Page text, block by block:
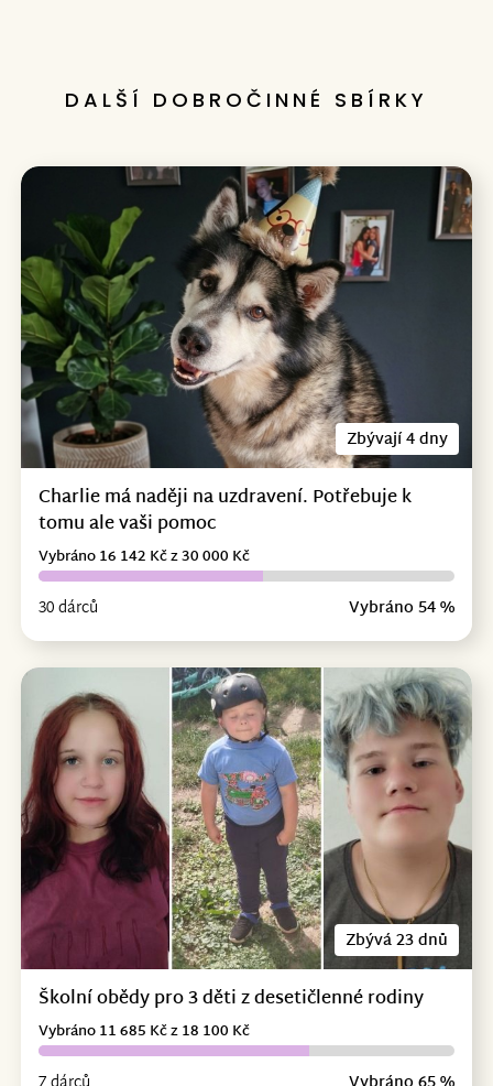
DALŠÍ DOBROČINNÉ SBÍRKY
Zbývají 4 dny
Charlie má naději na uzdravení. Potřebuje k
tomu ale vaši pomoc
30 dárců Vybráno 54 %
Vybráno 16 142 Kč z 30 000 Kč
Zbývá 23 dnů
Školní obědy pro 3 děti z desetičlenné rodiny
Vybráno 11 685 Kč z 18 100 Kč